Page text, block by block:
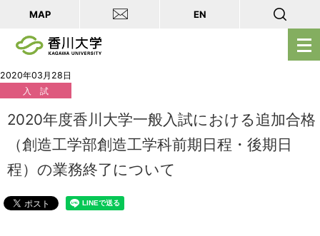
メ
ニ
を
く
MAP EN
2020年03月28日
入 試
2020年度香川大学一般入試における追加合格
（創造工学部創造工学科前期日程・後期日
程）の業務終了について